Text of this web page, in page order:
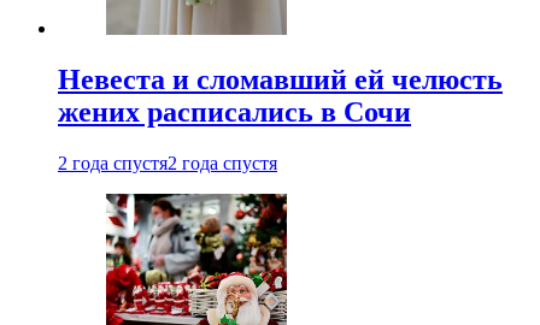
Невеста и сломавший ей челюсть
жених расписались в Сочи
2 года спустя2 года спустя